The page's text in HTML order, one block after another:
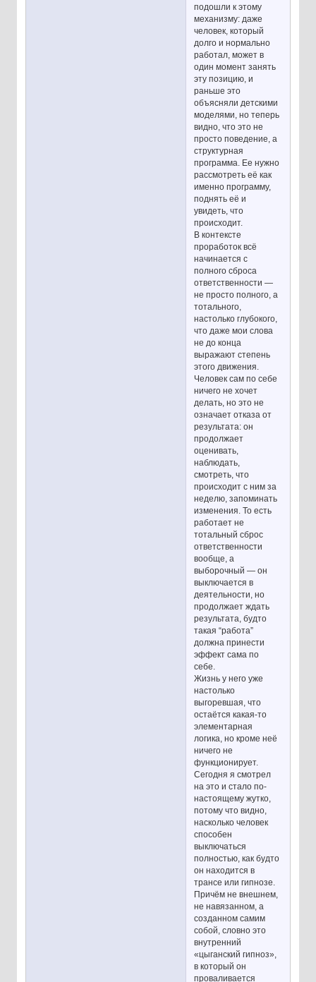
подошли к этому
механизму: даже
человек, который
долго и нормально
работал, может в
один момент занять
эту позицию, и
раньше это
объясняли детскими
моделями, но теперь
видно, что это не
просто поведение, а
структурная
программа. Ее нужно
рассмотреть её как
именно программу,
поднять её и
увидеть, что
происходит.
В контексте
проработок всё
начинается с
полного сброса
ответственности —
не просто полного, а
тотального,
настолько глубокого,
что даже мои слова
не до конца
выражают степень
этого движения.
Человек сам по себе
ничего не хочет
делать, но это не
означает отказа от
результата: он
продолжает
оценивать,
наблюдать,
смотреть, что
происходит с ним за
неделю, запоминать
изменения. То есть
работает не
тотальный сброс
ответственности
вообще, а
выборочный — он
выключается в
деятельности, но
продолжает ждать
результата, будто
такая “работа”
должна принести
эффект сама по
себе.
Жизнь у него уже
настолько
выгоревшая, что
остаётся какая-то
элементарная
логика, но кроме неё
ничего не
функционирует.
Сегодня я смотрел
на это и стало по-
настоящему жутко,
потому что видно,
насколько человек
способен
выключаться
полностью, как будто
он находится в
трансе или гипнозе.
Причём не внешнем,
не навязанном, а
созданном самим
собой, словно это
внутренний
«цыганский гипноз»,
в который он
проваливается